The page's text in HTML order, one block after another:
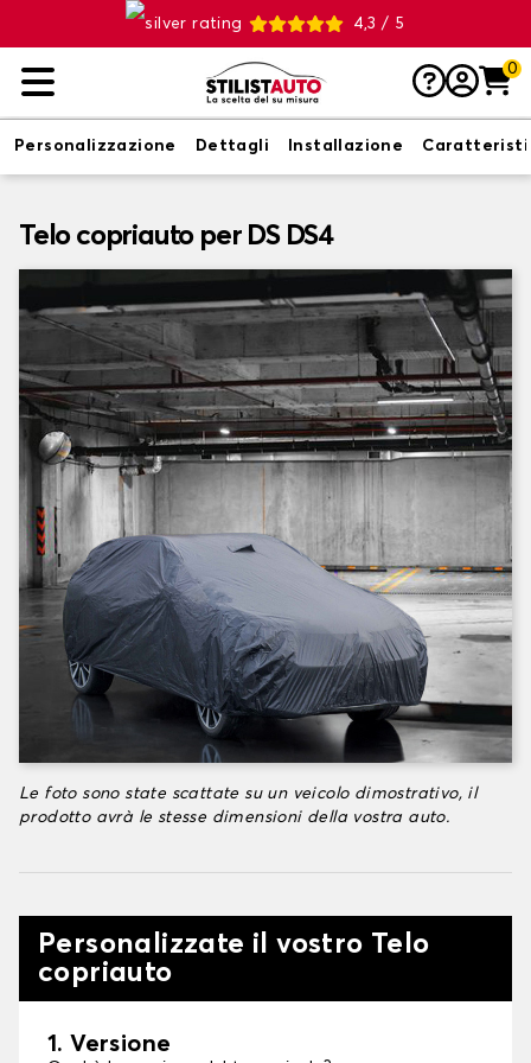
4,3 / 5
0
Personalizzazione Dettagli Installazione
Telo copriauto per DS DS4
Le foto sono state scattate su un veicolo dimostrativo, il
prodotto avrà le stesse dimensioni della vostra auto.
Personalizzate il vostro Telo
copriauto
1. Versione